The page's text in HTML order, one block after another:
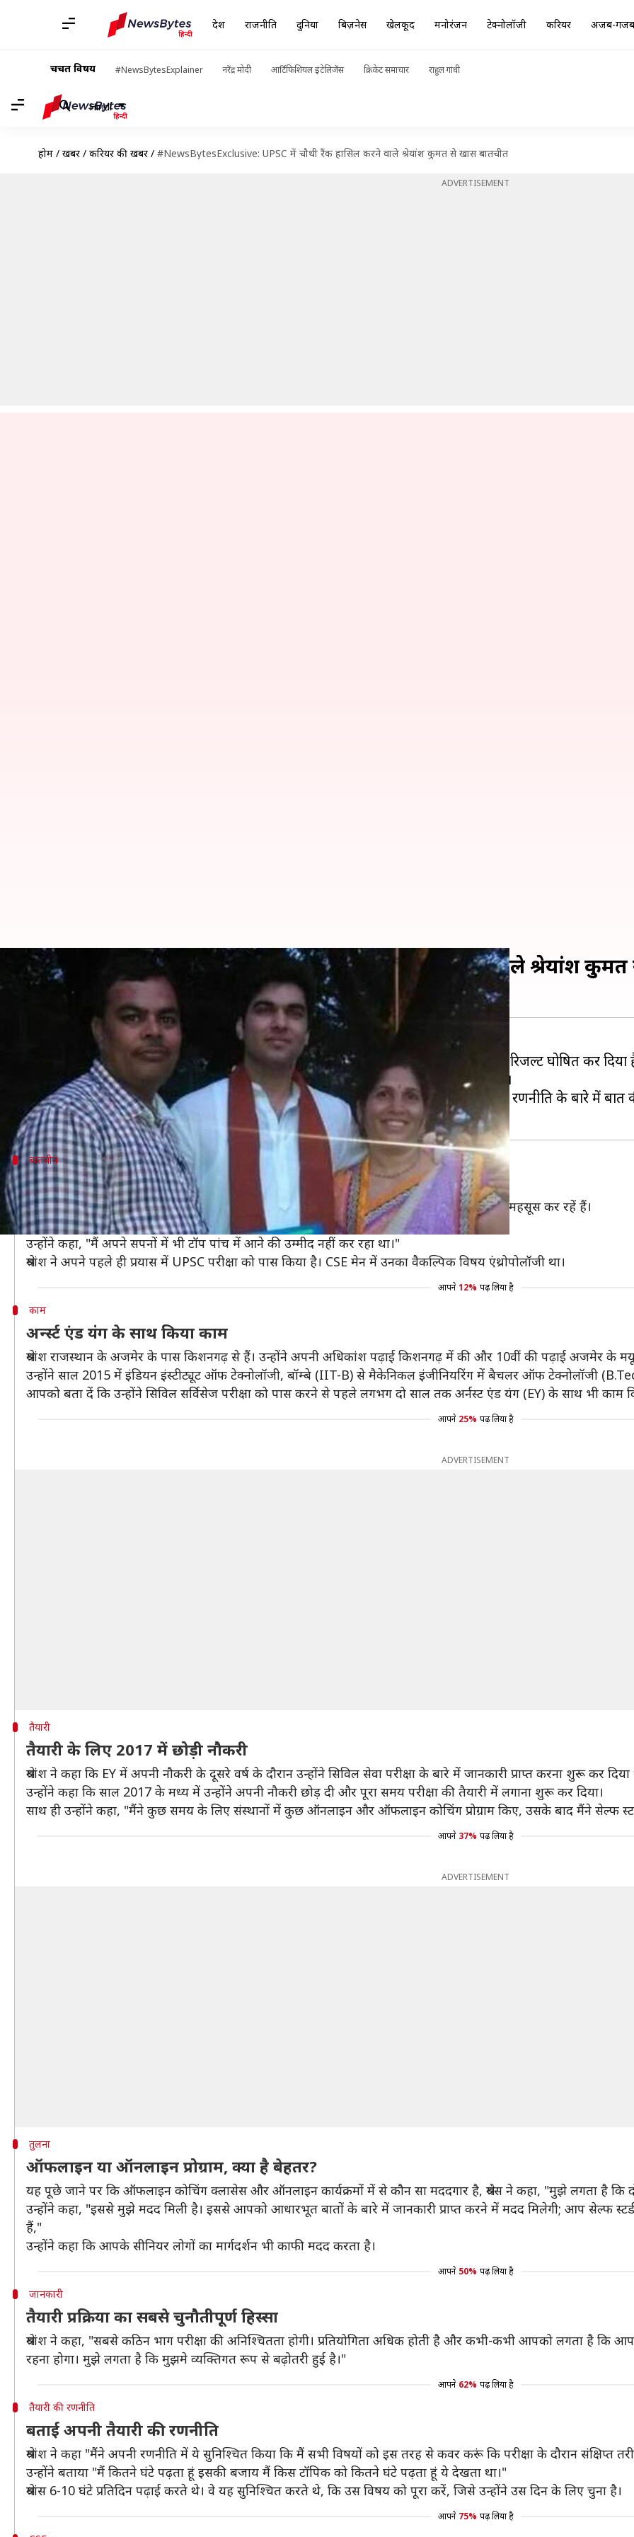
देश राजनीति दुनिया बिज़नेस खेलकूद मनोरंजन टेक्नोलॉजी करियर अजब-गजब
चर्चित विषय #NewsBytesExplainer नरेंद्र मोदी आर्टिफिशियल इंटेलिजेंस क्रिकेट समाचार राहुल गांधी
Hindi
होम / खबरें / करियर की खबरें / #NewsBytesExclusive: UPSC में चौथी रैंक हासिल करने वाले श्रेयांश कुमत से खास बातचीत
ADVERTISEMENT
#NewsBytesExclusive: UPSC में चौथी रैंक हासिल करने वाले श्रेयांश
01:26 pm
संघ लोक सेवा आयोग (UPSC) ने 05 अप्रैल, 2019 को सिविल सेवा परीक्षा (CSE) 2018 का अंतिम रिजल्ट घोषित कर दिया
कनिष्क कटारिया ने परीक्षा में टॉप किया है, वहीं श्रेयांश कुमत ने पूरे भारत में चौथी रैंक हासिल की है।
NewsBytes के साथ एक विशेष इन्टरव्यु में श्रेयांस ने सिविल सेवा परीक्षा के लिए उनकी तैयारी की रणनीति के बारे में बात
बातचीत
नहीं थी टॉप पांच में आने की उम्मीद
जब हमने श्रेयांश से पूछा कि वे टॉप पांच में आने पर कैसा महसूस कर रहा हैं, तो श्रेयांस ने कहा कि वह अच्छा महसूस कर रहें हैं।
साथ ही उन्होंने अच्छे भाग्य के लिए ईश्वर का धन्यवाद भी किया।
उन्होंने कहा, "मैं अपने सपनों में भी टॉप पांच में आने की उम्मीद नहीं कर रहा था।"
श्रेयांश ने अपने पहले ही प्रयास में UPSC परीक्षा को पास किया है। CSE मेन में उनका वैकल्पिक विषय एंथ्रोपोलॉजी था।
आपने 12% पढ़ लिया है
काम
अर्न्स्ट एंड यंग के साथ किया काम
श्रेयांश राजस्थान के अजमेर के पास किशनगढ़ से हैं। उन्होंने अपनी अधिकांश पढ़ाई किशनगढ़ में की और 10वीं की पढ़ाई अजमेर के
उन्होंने साल 2015 में इंडियन इंस्टीट्यूट ऑफ टेक्नोलॉजी, बॉम्बे (IIT-B) से मैकेनिकल इंजीनियरिंग में बैचलर ऑफ टेक्नोलॉजी
आपको बता दें कि उन्होंने सिविल सर्विसेज परीक्षा को पास करने से पहले लगभग दो साल तक अर्नस्ट एंड यंग (EY) के साथ भी काम
आपने 25% पढ़ लिया है
ADVERTISEMENT
तैयारी
तैयारी के लिए 2017 में छोड़ी नौकरी
श्रेयांश ने कहा कि EY में अपनी नौकरी के दूसरे वर्ष के दौरान उन्होंने सिविल सेवा परीक्षा के बारे में जानकारी प्राप्त करना शुरू कर दिया
उन्होंने कहा कि साल 2017 के मध्य में उन्होंने अपनी नौकरी छोड़ दी और पूरा समय परीक्षा की तैयारी में लगाना शुरू कर दिया।
साथ ही उन्होंने कहा, "मैंने कुछ समय के लिए संस्थानों में कुछ ऑनलाइन और ऑफलाइन कोचिंग प्रोग्राम किए, उसके बाद मैंने सेल्फ
आपने 37% पढ़ लिया है
ADVERTISEMENT
तुलना
ऑफलाइन या ऑनलाइन प्रोग्राम, क्या है बेहतर?
यह पूछे जाने पर कि ऑफलाइन कोचिंग क्लासेस और ऑनलाइन कार्यक्रमों में से कौन सा मददगार है, श्रेयंस ने कहा, "मुझे लगता है कि
उन्होंने कहा, "इससे मुझे मदद मिली है। इससे आपको आधारभूत बातों के बारे में जानकारी प्राप्त करने में मदद मिलेगी; आप सेल्फ
हैं,"
उन्होंने कहा कि आपके सीनियर लोगों का मार्गदर्शन भी काफी मदद करता है।
आपने 50% पढ़ लिया है
जानकारी
तैयारी प्रक्रिया का सबसे चुनौतीपूर्ण हिस्सा
श्रेयांश ने कहा, "सबसे कठिन भाग परीक्षा की अनिश्चितता होगी। प्रतियोगिता अधिक होती है और कभी-कभी आपको लगता है
रहना होगा। मुझे लगता है कि मुझमे व्यक्तिगत रूप से बढ़ोतरी हुई है।"
आपने 62% पढ़ लिया है
तैयारी की रणनीति
बताई अपनी तैयारी की रणनीति
श्रेयांश ने कहा "मैंने अपनी रणनीति में ये सुनिश्चित किया कि मैं सभी विषयों को इस तरह से कवर करूं कि परीक्षा के दौरान संक्षिप्त
उन्होंने बताया "मैं कितने घंटे पढ़ता हूं इसकी बजाय मैं किस टॉपिक को कितने घंटे पढ़ता हूं ये देखता था।"
श्रेयांस 6-10 घंटे प्रतिदिन पढ़ाई करते थे। वे यह सुनिश्चित करते थे, कि उस विषय को पूरा करें, जिसे उन्होंने उस दिन के लिए चुना है।
आपने 75% पढ़ लिया है